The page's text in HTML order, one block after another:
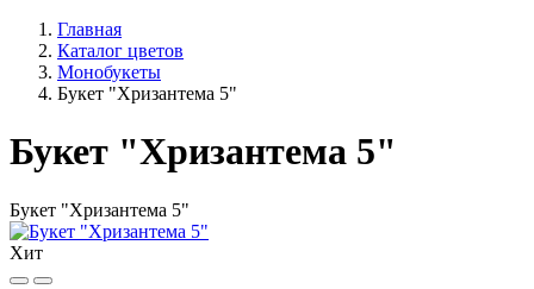
Главная
Каталог цветов
Монобукеты
Букет "Хризантема 5"
Букет "Хризантема 5"
Букет "Хризантема 5"
Хит